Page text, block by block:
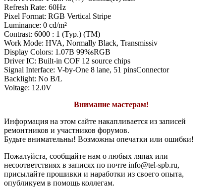
Refresh Rate: 60Hz
Pixel Format: RGB Vertical Stripe
Luminance: 0 cd/m²
Contrast: 6000 : 1 (Typ.) (TM)
Work Mode: HVA, Normally Black, Transmissiv
Display Colors: 1.07B 99%sRGB
Driver IC: Built-in COF 12 source chips
Signal Interface: V-by-One 8 lane, 51 pinsConnector
Backlight: No B/L
Voltage: 12.0V
Внимание мастерам!
Информация на этом сайте накапливается из записей
ремонтников и участников форумов.
Будьте внимательны! Возможны опечатки или ошибки!
Пожалуйста, сообщайте нам о любых ляпах или
несоответствиях в записях по почте info@tel-spb.ru,
присылайте прошивки и наработки из своего опыта,
опубликуем в помощь коллегам.